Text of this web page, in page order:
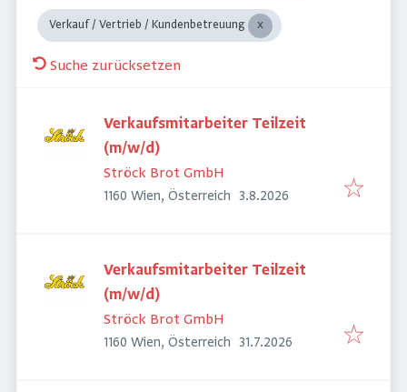
Verkauf / Vertrieb / Kundenbetreuung
Suche zurücksetzen
Verkaufsmitarbeiter Teilzeit
(m/w/d)
Ströck Brot GmbH
1160 Wien, Österreich Veröffentlicht
3.8.2026
Verkaufsmitarbeiter Teilzeit
(m/w/d)
Ströck Brot GmbH
1160 Wien, Österreich Veröffentlicht
31.7.2026